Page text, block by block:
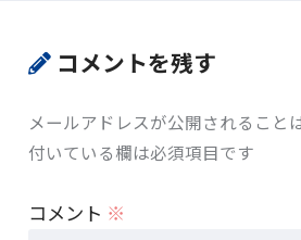
コメントを残す
メールアドレスが公開されること
付いている欄は必須項目です
コメント ※